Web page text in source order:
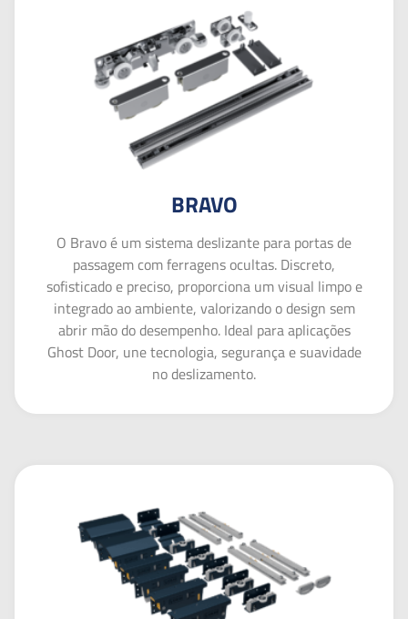
BRAVO
O Bravo é um sistema deslizante para portas de
passagem com ferragens ocultas. Discreto,
sofisticado e preciso, proporciona um visual limpo e
integrado ao ambiente, valorizando o design sem
abrir mão do desempenho. Ideal para aplicações
Ghost Door, une tecnologia, segurança e suavidade
no deslizamento.